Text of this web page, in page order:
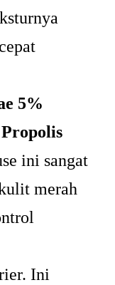
5%
ini sangat
merah
Ini